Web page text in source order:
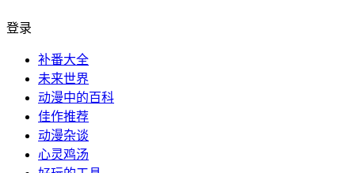
登录
补番大全
未来世界
动漫中的百科
佳作推荐
动漫杂谈
心灵鸡汤